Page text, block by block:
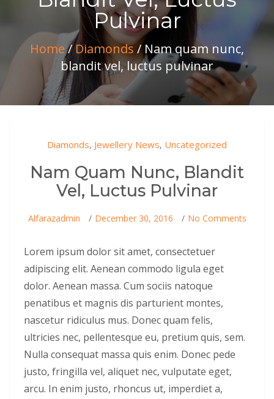
Pulvinar
Home/Diamonds/ Nam quam nunc,
blandit vel, luctus pulvinar
Diamonds, Jewellery News, Uncategorized
Nam Quam Nunc, Blandit
Vel, Luctus Pulvinar
Alfarazadmin December 30, 2016 No Comments
Lorem ipsum dolor sit amet, consectetuer
adipiscing elit. Aenean commodo ligula eget
dolor. Aenean massa. Cum sociis natoque
penatibus et magnis dis parturient montes,
nascetur ridiculus mus. Donec quam felis,
ultricies nec, pellentesque eu, pretium quis, sem.
Nulla consequat massa quis enim. Donec pede
justo, fringilla vel, aliquet nec, vulputate eget,
arcu. In enim justo, rhoncus ut, imperdiet a,